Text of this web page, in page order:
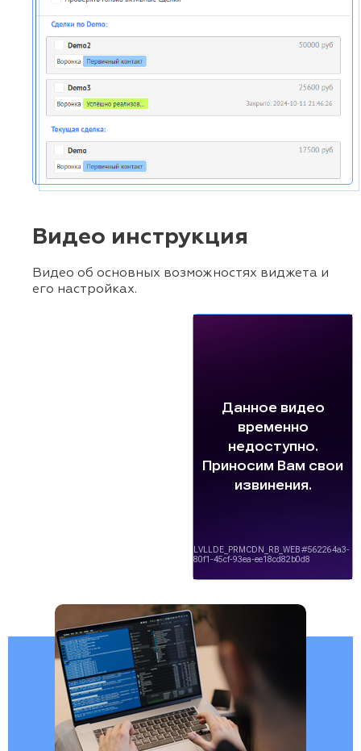
Видео инструкция
Видео об основных возможностях виджета и
его настройках.